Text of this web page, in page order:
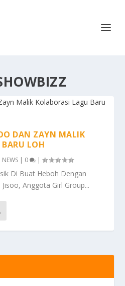
DAN ZAYN MALIK
LOH
NEWS | 0 |
Di Buat Heboh Dengan
Anggota Girl Group...